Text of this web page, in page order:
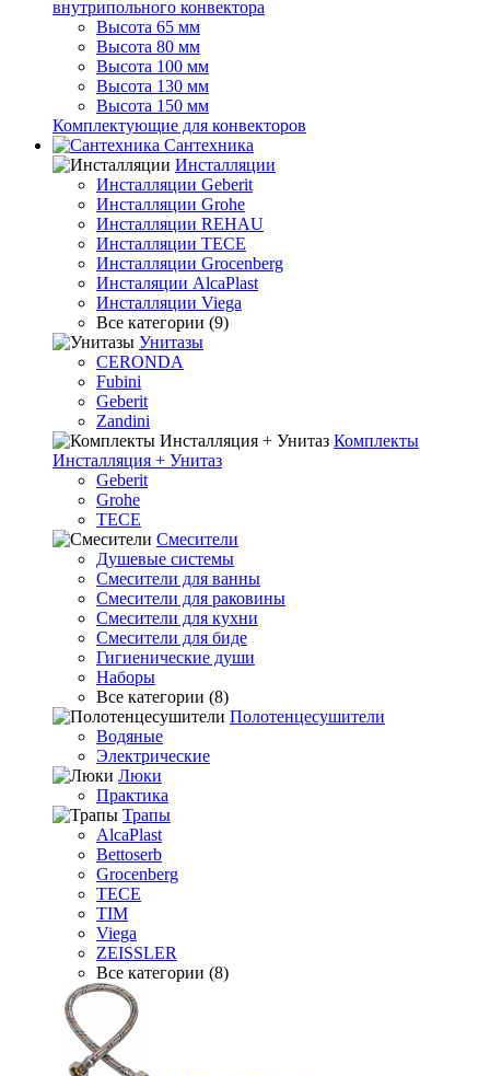
внутрипольного конвектора
Высота 65 мм
Высота 80 мм
Высота 100 мм
Высота 130 мм
Высота 150 мм
Комплектующие для конвекторов
Сантехника
Инсталляции
Инсталляции Geberit
Инсталляции Grohe
Инсталляции REHAU
Инсталляции TECE
Инсталляции Grocenberg
Инсталяции AlcaPlast
Инсталляции Viega
Все категории (9)
Унитазы
CERONDA
Fubini
Geberit
Zandini
Комплекты
Инсталляция + Унитаз
Geberit
Grohe
TECE
Смесители
Душевые системы
Смесители для ванны
Смесители для раковины
Смесители для кухни
Смесители для биде
Гигиенические души
Наборы
Все категории (8)
Полотенцесушители
Водяные
Электрические
Люки
Практика
Трапы
AlcaPlast
Bettoserb
Grocenberg
TECE
TIM
Viega
ZEISSLER
Все категории (8)